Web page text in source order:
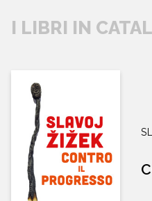
I LIBRI IN